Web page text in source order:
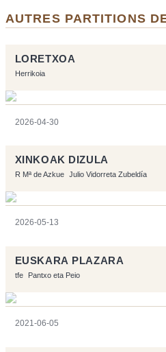
AUTRES PARTITIONS
LORETXOA
Herrikoia
2026-04-30
XINKOAK DIZULA
R Mª de Azkue Julio Vidorreta Zubeldía
2026-05-13
EUSKARA PLAZARA
tfe Pantxo eta Peio
2021-06-05